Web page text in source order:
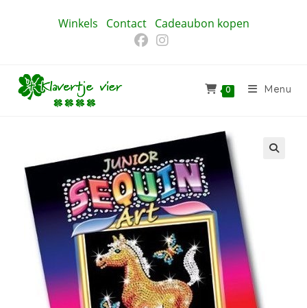
Winkels Contact Cadeaubon kopen
0 Menu